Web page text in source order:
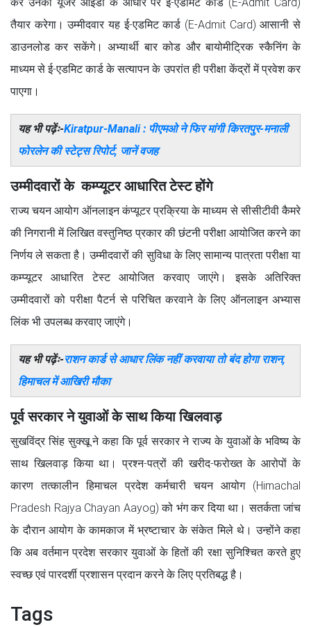
कर उनकी यूजर आईडी के आधार पर ई-एडमिट कार्ड (E-Admit Card)
तैयार करेगा। उम्मीदवार यह ई-एडमिट कार्ड (E-Admit Card) आसानी से
डाउनलोड कर सकेंगे। अभ्यार्थी बार कोड और बायोमीट्रिक स्कैनिंग के
माध्यम से ई-एडमिट कार्ड के सत्यापन के उपरांत ही परीक्षा केंद्रों में प्रवेश कर
पाएगा।
यह भी पढ़ेंः-Kiratpur-Manali : पीएमओ ने फिर मांगी किरतपुर-मनाली
फोरलेन की स्टेट्स रिपोर्ट, जानें वजह
उम्मीदवारों के कम्प्यूटर आधारित टेस्ट होंगे
राज्य चयन आयोग ऑनलाइन कंप्यूटर प्रक्रिया के माध्यम से सीसीटीवी कैमरे
की निगरानी में लिखित वस्तुनिष्ठ प्रकार की छंटनी परीक्षा आयोजित करने का
निर्णय ले सकता है। उम्मीदवारों की सुविधा के लिए सामान्य पात्रता परीक्षा या
कम्प्यूटर आधारित टेस्ट आयोजित करवाए जाएंगे। इसके अतिरिक्त
उम्मीदवारों को परीक्षा पैटर्न से परिचित करवाने के लिए ऑनलाइन अभ्यास
लिंक भी उपलब्ध करवाए जाएंगे।
यह भी पढ़ेंः-राशन कार्ड से आधार लिंक नहीं करवाया तो बंद होगा राशन,
हिमाचल में आखिरी मौका
पूर्व सरकार ने युवाओं के साथ किया खिलवाड़
सुखविंद्र सिंह सुक्खू ने कहा कि पूर्व सरकार ने राज्य के युवाओं के भविष्य के
साथ खिलवाड़ किया था। प्रश्न-पत्रों की खरीद-फरोख्त के आरोपों के
कारण तत्कालीन हिमाचल प्रदेश कर्मचारी चयन आयोग (Himachal
Pradesh Rajya Chayan Aayog) को भंग कर दिया था। सतर्कता जांच
के दौरान आयोग के कामकाज में भ्रष्टाचार के संकेत मिले थे। उन्होंने कहा
कि अब वर्तमान प्रदेश सरकार युवाओं के हितों की रक्षा सुनिश्चित करते हुए
स्वच्छ एवं पारदर्शी प्रशासन प्रदान करने के लिए प्रतिबद्ध है।
Tags